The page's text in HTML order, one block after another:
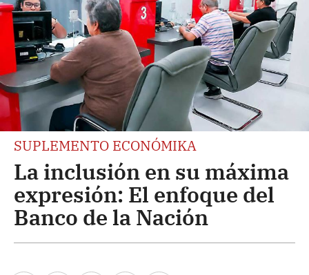
SUPLEMENTO ECONÓMIKA
La inclusión en su máxima
expresión: El enfoque del
Banco de la Nación